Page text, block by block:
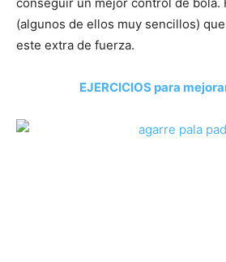
(algunos de ellos muy sencillos)
este extra de fuerza.
EJERCICIOS para